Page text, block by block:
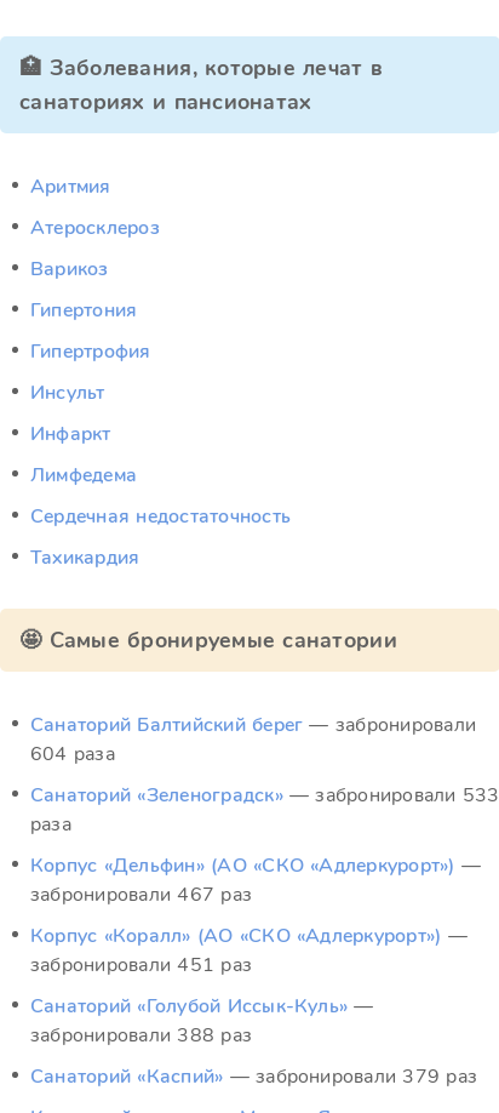
🏥 Заболевания, которые лечат в
санаториях и пансионатах
Аритмия
Атеросклероз
Варикоз
Гипертония
Гипертрофия
Инсульт
Инфаркт
Лимфедема
Сердечная недостаточность
Тахикардия
🤩 Самые бронируемые санатории
Санаторий Балтийский берег — забронировали
604 раза
Санаторий «Зеленоградск» — забронировали 533
раза
Корпус «Дельфин» (АО «СКО «Адлеркурорт») —
забронировали 467 раз
Корпус «Коралл» (АО «СКО «Адлеркурорт») —
забронировали 451 раз
Санаторий «Голубой Иссык-Куль» —
забронировали 388 раз
Санаторий «Каспий» — забронировали 379 раз